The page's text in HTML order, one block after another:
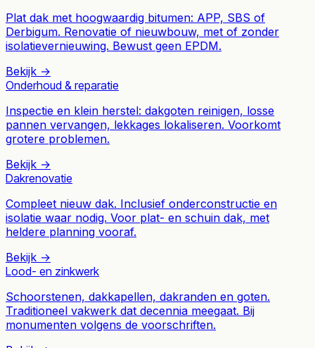
Plat dak met hoogwaardig bitumen: APP, SBS of
Derbigum. Renovatie of nieuwbouw, met of zonder
isolatievernieuwing. Bewust geen EPDM.
Bekijk →
Onderhoud & reparatie
Inspectie en klein herstel: dakgoten reinigen, losse
pannen vervangen, lekkages lokaliseren. Voorkomt
grotere problemen.
Bekijk →
Dakrenovatie
Compleet nieuw dak. Inclusief onderconstructie en
isolatie waar nodig. Voor plat- en schuin dak, met
heldere planning vooraf.
Bekijk →
Lood- en zinkwerk
Schoorstenen, dakkapellen, dakranden en goten.
Traditioneel vakwerk dat decennia meegaat. Bij
monumenten volgens de voorschriften.